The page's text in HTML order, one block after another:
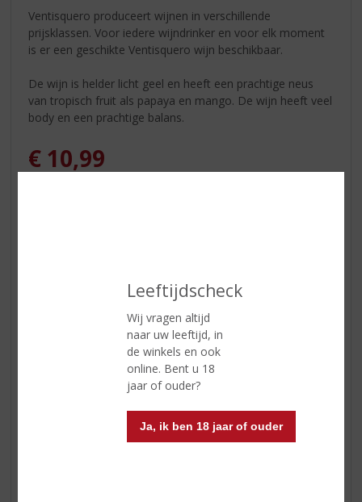
Leeftijdscheck
Wij vragen altijd
naar uw leeftijd, in
de winkels en ook
online. Bent u 18
jaar of ouder?
Ja, ik ben 18 jaar of ouder
Ventisquero produceert wijnen in verschillende
prijsklassen. Voor iedere wijndrinker en voor elk moment
is er een geschikte Ventisquero wijn beschikbaar.
De wijn is helder licht geel en heeft een prachtige neus
van tropisch fruit als papaya en mango. De wijn heeft veel
body en een prachtige balans.
€ 10,99
ETIKETINFORMATIE
Land van Herkomst
Chili
Chardonnay
Alcoholpercentage
13% vol